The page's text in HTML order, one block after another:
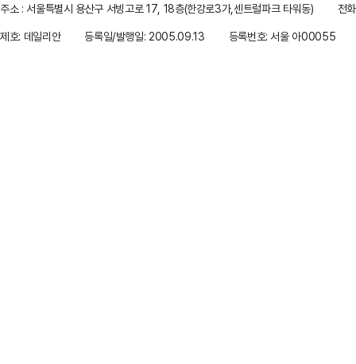
주소 : 서울특별시 용산구 서빙고로 17, 18층(한강로3가,센트럴파크 타워동)
전
제호: 데일리안
등록일/발행일: 2005.09.13 등록번호: 서울 아00055